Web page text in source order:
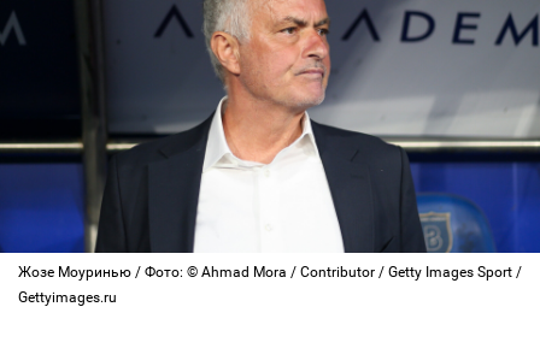
Жозе Моуринью / Фото: © Ahmad Mora / Contributor / Getty Images Sport /
Gettyimages.ru